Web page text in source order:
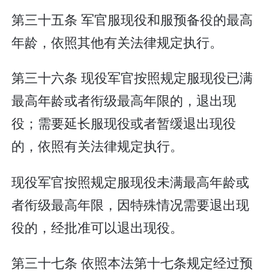
第三十五条 军官服现役和服预备役的最高
年龄，依照其他有关法律规定执行。
第三十六条 现役军官按照规定服现役已满
最高年龄或者衔级最高年限的，退出现
役；需要延长服现役或者暂缓退出现役
的，依照有关法律规定执行。
现役军官按照规定服现役未满最高年龄或
者衔级最高年限，因特殊情况需要退出现
役的，经批准可以退出现役。
第三十七条 依照本法第十七条规定经过预